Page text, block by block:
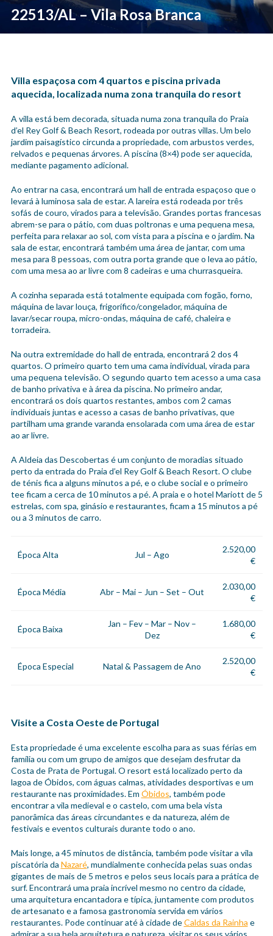
22513/AL – Vila Rosa Branca
Villa espaçosa com 4 quartos e piscina privada
aquecida, localizada numa zona tranquila do resort
A villa está bem decorada, situada numa zona tranquila do Praia
d’el Rey Golf & Beach Resort, rodeada por outras villas. Um belo
jardim paisagístico circunda a propriedade, com arbustos verdes,
relvados e pequenas árvores. A piscina (8×4) pode ser aquecida,
mediante pagamento adicional.
Ao entrar na casa, encontrará um hall de entrada espaçoso que o
levará à luminosa sala de estar. A lareira está rodeada por três
sofás de couro, virados para a televisão. Grandes portas francesas
abrem-se para o pátio, com duas poltronas e uma pequena mesa,
perfeita para relaxar ao sol, com vista para a piscina e o jardim. Na
sala de estar, encontrará também uma área de jantar, com uma
mesa para 8 pessoas, com outra porta grande que o leva ao pátio,
com uma mesa ao ar livre com 8 cadeiras e uma churrasqueira.
A cozinha separada está totalmente equipada com fogão, forno,
máquina de lavar louça, frigorífico/congelador, máquina de
lavar/secar roupa, micro-ondas, máquina de café, chaleira e
torradeira.
Na outra extremidade do hall de entrada, encontrará 2 dos 4
quartos. O primeiro quarto tem uma cama individual, virada para
uma pequena televisão. O segundo quarto tem acesso a uma casa
de banho privativa e à área da piscina. No primeiro andar,
encontrará os dois quartos restantes, ambos com 2 camas
individuais juntas e acesso a casas de banho privativas, que
partilham uma grande varanda ensolarada com uma área de estar
ao ar livre.
A Aldeia das Descobertas é um conjunto de moradias situado
perto da entrada do Praia d’el Rey Golf & Beach Resort. O clube
de ténis fica a alguns minutos a pé, e o clube social e o primeiro
tee ficam a cerca de 10 minutos a pé. A praia e o hotel Mariott de 5
estrelas, com spa, ginásio e restaurantes, ficam a 15 minutos a pé
ou a 3 minutos de carro.
Época Alta Jul – Ago
2.520,00
€
Época Média Abr – Mai – Jun – Set – Out
2.030,00
€
Época Baixa
Jan – Fev – Mar – Nov –
Dez
1.680,00
€
Época Especial Natal & Passagem de Ano
2.520,00
€
Visite a Costa Oeste de Portugal
Esta propriedade é uma excelente escolha para as suas férias em
família ou com um grupo de amigos que desejam desfrutar da
Costa de Prata de Portugal. O resort está localizado perto da
lagoa de Óbidos, com águas calmas, atividades desportivas e um
restaurante nas proximidades. Em Óbidos, também pode
encontrar a vila medieval e o castelo, com uma bela vista
panorâmica das áreas circundantes e da natureza, além de
festivais e eventos culturais durante todo o ano.
Mais longe, a 45 minutos de distância, também pode visitar a vila
piscatória da Nazaré, mundialmente conhecida pelas suas ondas
gigantes de mais de 5 metros e pelos seus locais para a prática de
surf. Encontrará uma praia incrível mesmo no centro da cidade,
uma arquitetura encantadora e típica, juntamente com produtos
de artesanato e a famosa gastronomia servida em vários
restaurantes. Pode continuar até à cidade deCaldas da Rainha e
admirar a sua bela arquitetura e natureza, visitar os seus vários